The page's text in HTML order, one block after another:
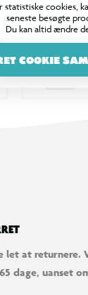
statistiske cookies,
seneste besøgte
Du kan altid ændre
COOKIE
let at
dage, uanset